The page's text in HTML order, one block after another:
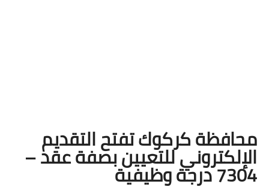
محافظة كركوك تفتح التقديم
الإلكتروني للتعيين بصفة عقد –
7304 درجة وظيفية